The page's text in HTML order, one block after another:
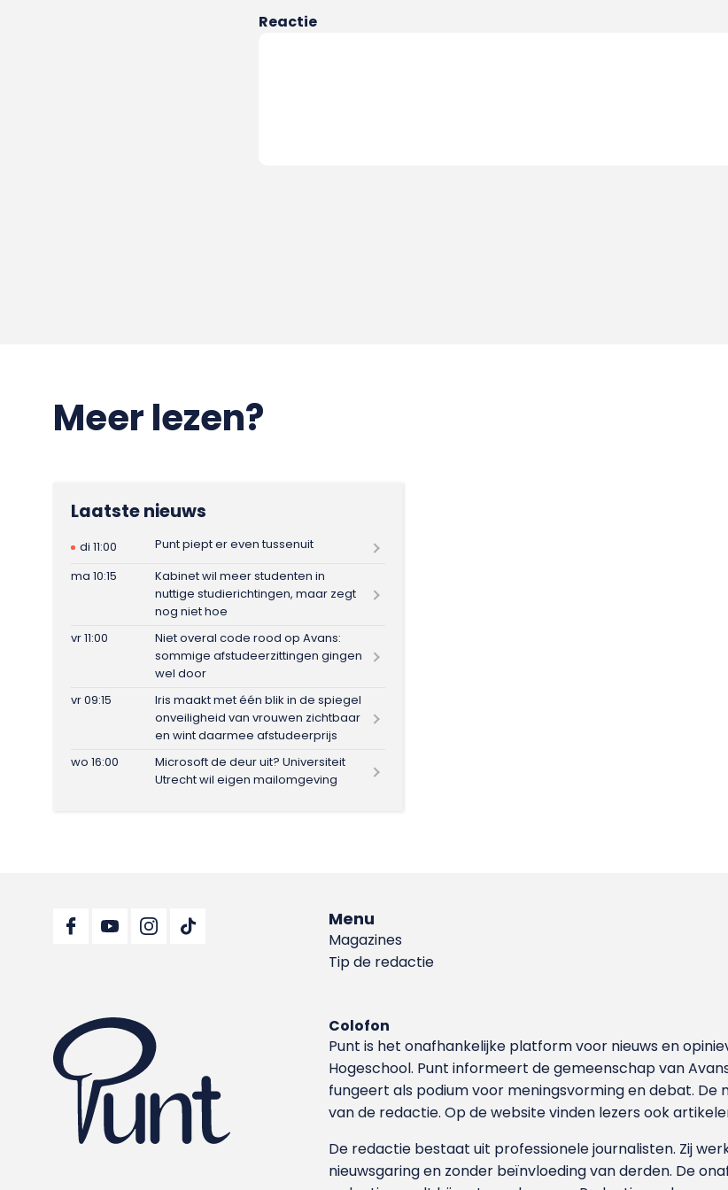
Reactie
Meer lezen?
Laatste nieuws
di 11:00
Punt piept er even tussenuit
ma 10:15
Kabinet wil meer studenten in
nuttige studierichtingen, maar zegt
nog niet hoe
vr 11:00
Niet overal code rood op Avans:
sommige afstudeerzittingen gingen
wel door
vr 09:15
Iris maakt met één blik in de spiegel
onveiligheid van vrouwen zichtbaar
en wint daarmee afstudeerprijs
wo 16:00
Microsoft de deur uit? Universiteit
Utrecht wil eigen mailomgeving
Menu
Magazines
Tip de redactie
Colofon
Punt is het onafhankelijke platform voor nieuws en
Hoge­school. Punt informeert de gemeenschap van
fungeert als podium voor meningsvorming en debat. De
van de redactie. Op de website vinden lezers ook
De redactie bestaat uit professionele journalisten. Zij
nieuwsgaring en zonder beïnvloeding van derden. De